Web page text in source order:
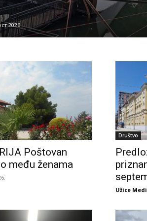
2026.
Poštovan
među ženama
Društvo
Užice